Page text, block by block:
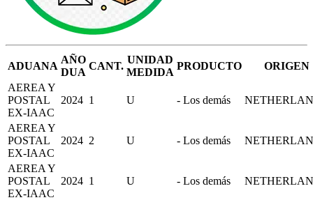
ADUANA
AÑO
DUA
CANT.
UNIDAD
MEDIDA
PRODUCTO
ORIGEN
AEREA Y
POSTAL
EX-IAAC
2024 1 U - Los demás
AEREA Y
POSTAL
EX-IAAC
2024 2 U - Los demás
AEREA Y
POSTAL
EX-IAAC
2024 1 U - Los demás